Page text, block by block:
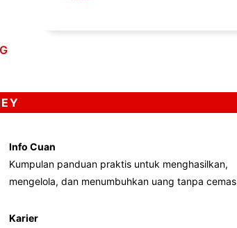
Info Cuan
Kumpulan panduan praktis untuk menghasilkan,
mengelola, dan menumbuhkan uang tanpa cemas
Karier